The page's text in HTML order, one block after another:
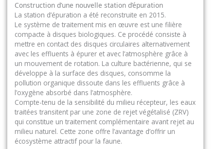
Construction d’une nouvelle station d’épuration
La station d’épuration a été reconstruite en 2015.
Le système de traitement mis en œuvre est une filière
compacte à disques biologiques. Ce procédé consiste à
mettre en contact des disques circulaires alternativement
avec les effluents à épurer et avec l’atmosphère grâce à
un mouvement de rotation. La culture bactérienne, qui se
développe à la surface des disques, consomme la
pollution organique dissoute dans les effluents grâce à
l’oxygène absorbé dans l’atmosphère.
Compte-tenu de la sensibilité du milieu récepteur, les eaux
traitées transitent par une zone de rejet végétalisé (ZRV)
qui constitue un traitement complémentaire avant rejet au
milieu naturel. Cette zone offre l’avantage d’offrir un
écosystème attractif pour la faune.